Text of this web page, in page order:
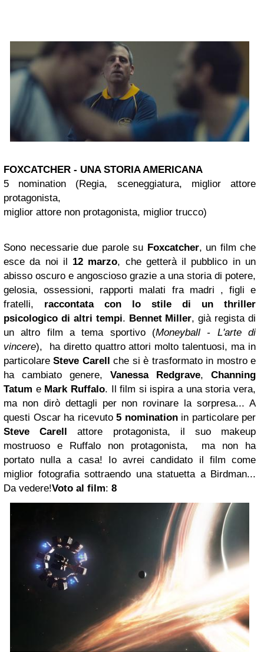
FOXCATCHER - UNA STORIA AMERICANA
5 nomination (Regia, sceneggiatura, miglior attore
protagonista,
miglior attore non protagonista, miglior trucco)
Sono necessarie due parole su Foxcatcher, un film che
esce da noi il 12 marzo, che getterà il pubblico in un
abisso oscuro e angoscioso grazie a una storia di potere,
gelosia, ossessioni, rapporti malati fra madri , figli e
fratelli, raccontata con lo stile di un thriller
psicologico di altri tempi. Bennet Miller, già regista di
un altro film a tema sportivo (Moneyball - L'arte di
vincere), ha diretto quattro attori molto talentuosi, ma in
particolareSteve Carell che si è trasformato in mostro e
ha cambiato genere, Vanessa Redgrave, Channing
Tatum e Mark Ruffalo. Il film si ispira a una storia vera,
ma non dirò dettagli per non rovinare la sorpresa... A
questi Oscar ha ricevuto 5 nomination in particolare per
Steve Carell attore protagonista, il suo makeup
mostruoso e Ruffalo non protagonista, ma non ha
portato nulla a casa! Io avrei candidato il film come
miglior fotografia sottraendo una statuetta a Birdman...
Da vedere!Voto al film: 8